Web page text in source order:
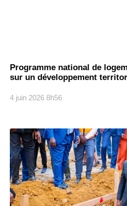
Programme national de
sur un développement
4 juin 2026 8h56